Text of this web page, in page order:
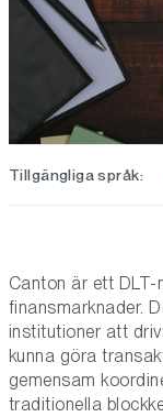
Tillgängliga språk:
Canton är ett
finansmarknader.
institutioner att
kunna göra
gemensam
traditionella